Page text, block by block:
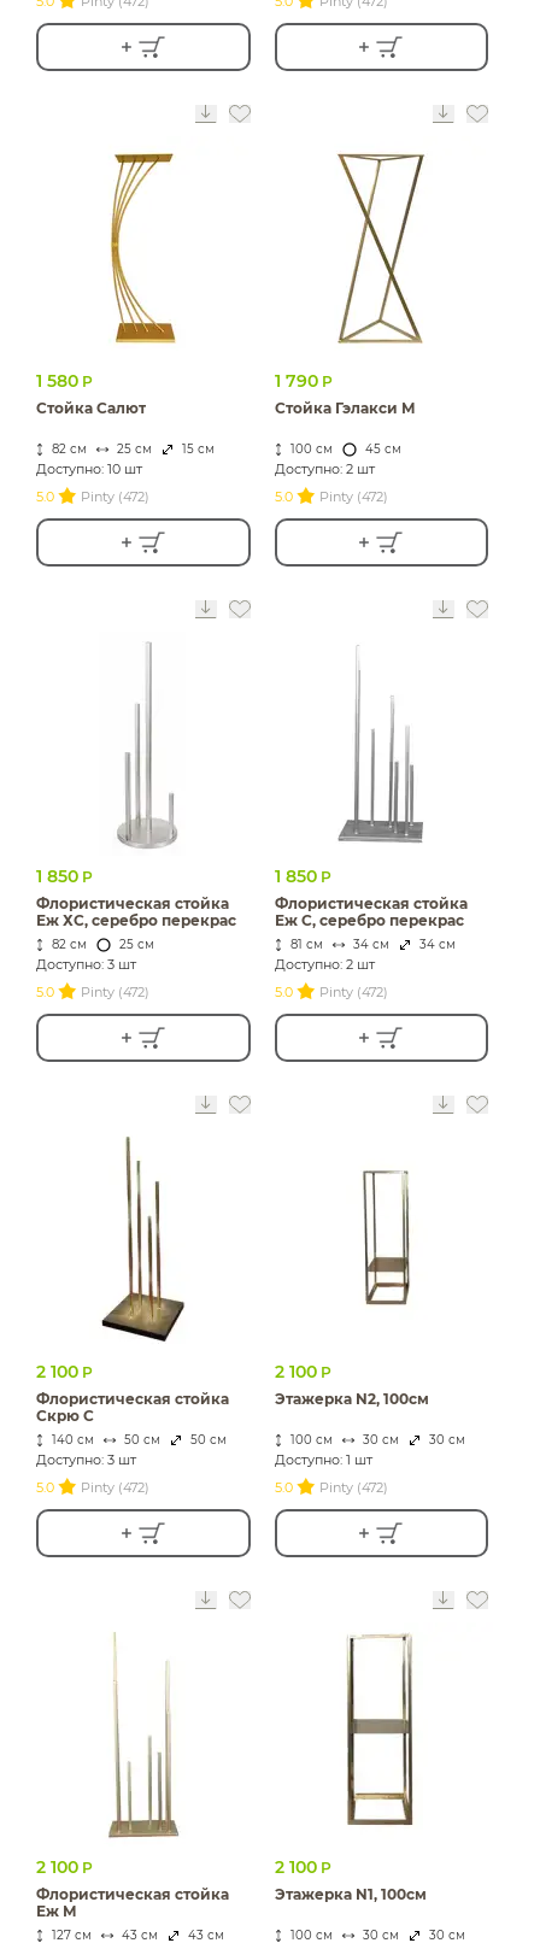
1 580 Р
Стойка Салют
82 см 25 см 15 см
Доступно: 10 шт
5.0
Pinty (472)
1 790 Р
Стойка Гэлакси М
100 см 45 см
Доступно: 2 шт
5.0
Pinty (472)
1 850 Р
Флористическая стойка
Еж ХС, серебро перекрас
82 см 25 см
Доступно: 3 шт
5.0
Pinty (472)
1 850 Р
Флористическая стойка
Еж С, серебро перекрас
81 см 34 см 34 см
Доступно: 2 шт
5.0
Pinty (472)
2 100 Р
Флористическая стойка
Скрю С
140 см 50 см 50 см
Доступно: 3 шт
5.0
Pinty (472)
2 100 Р
Этажерка N2, 100см
100 см 30 см 30 см
Доступно: 1 шт
5.0
Pinty (472)
2 100 Р
Флористическая стойка
Еж М
127 см 43 см 43 см
2 100 Р
Этажерка N1, 100см
100 см 30 см 30 см